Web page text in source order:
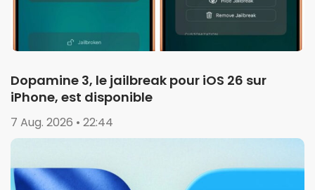
Dopamine 3, le jailbreak pour iOS 26 sur
iPhone, est disponible
7 Aug. 2026 • 22:44